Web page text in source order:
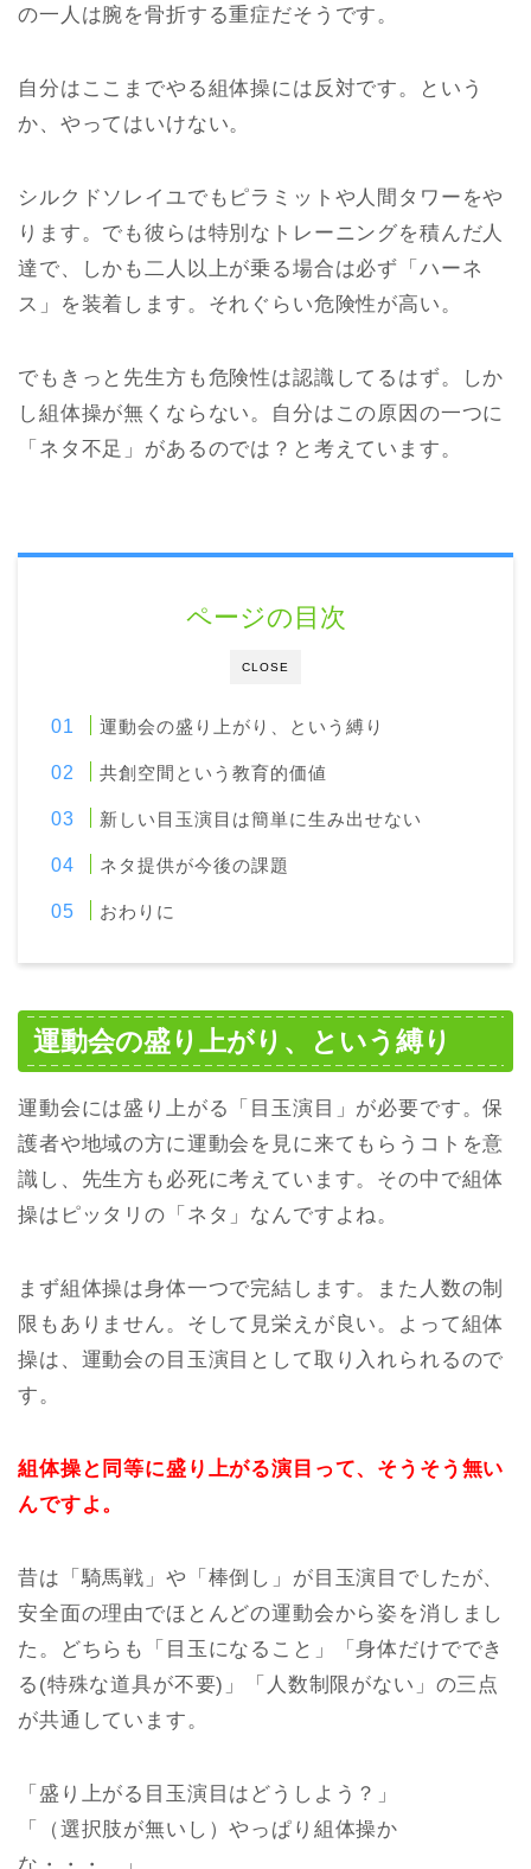
の一人は腕を骨折する重症だそうです。
自分はここまでやる組体操には反対です。という
か、やってはいけない。
シルクドソレイユでもピラミットや人間タワーをや
ります。でも彼らは特別なトレーニングを積んだ人
達で、しかも二人以上が乗る場合は必ず「ハーネ
ス」を装着します。それぐらい危険性が高い。
でもきっと先生方も危険性は認識してるはず。しか
し組体操が無くならない。自分はこの原因の一つに
「ネタ不足」があるのでは？と考えています。
CLOSE
ページの目次
運動会の盛り上がり、という縛り
共創空間という教育的価値
新しい目玉演目は簡単に生み出せない
ネタ提供が今後の課題
おわりに
運動会の盛り上がり、という縛り
運動会には盛り上がる「目玉演目」が必要です。保
護者や地域の方に運動会を見に来てもらうコトを意
識し、先生方も必死に考えています。その中で組体
操はピッタリの「ネタ」なんですよね。
まず組体操は身体一つで完結します。また人数の制
限もありません。そして見栄えが良い。よって組体
操は、運動会の目玉演目として取り入れられるので
す。
組体操と同等に盛り上がる演目って、そうそう無い
んですよ。
昔は「騎馬戦」や「棒倒し」が目玉演目でしたが、
安全面の理由でほとんどの運動会から姿を消しまし
た。どちらも「目玉になること」「身体だけででき
る(特殊な道具が不要)」「人数制限がない」の三点
が共通しています。
「盛り上がる目玉演目はどうしよう？」
「（選択肢が無いし）やっぱり組体操か